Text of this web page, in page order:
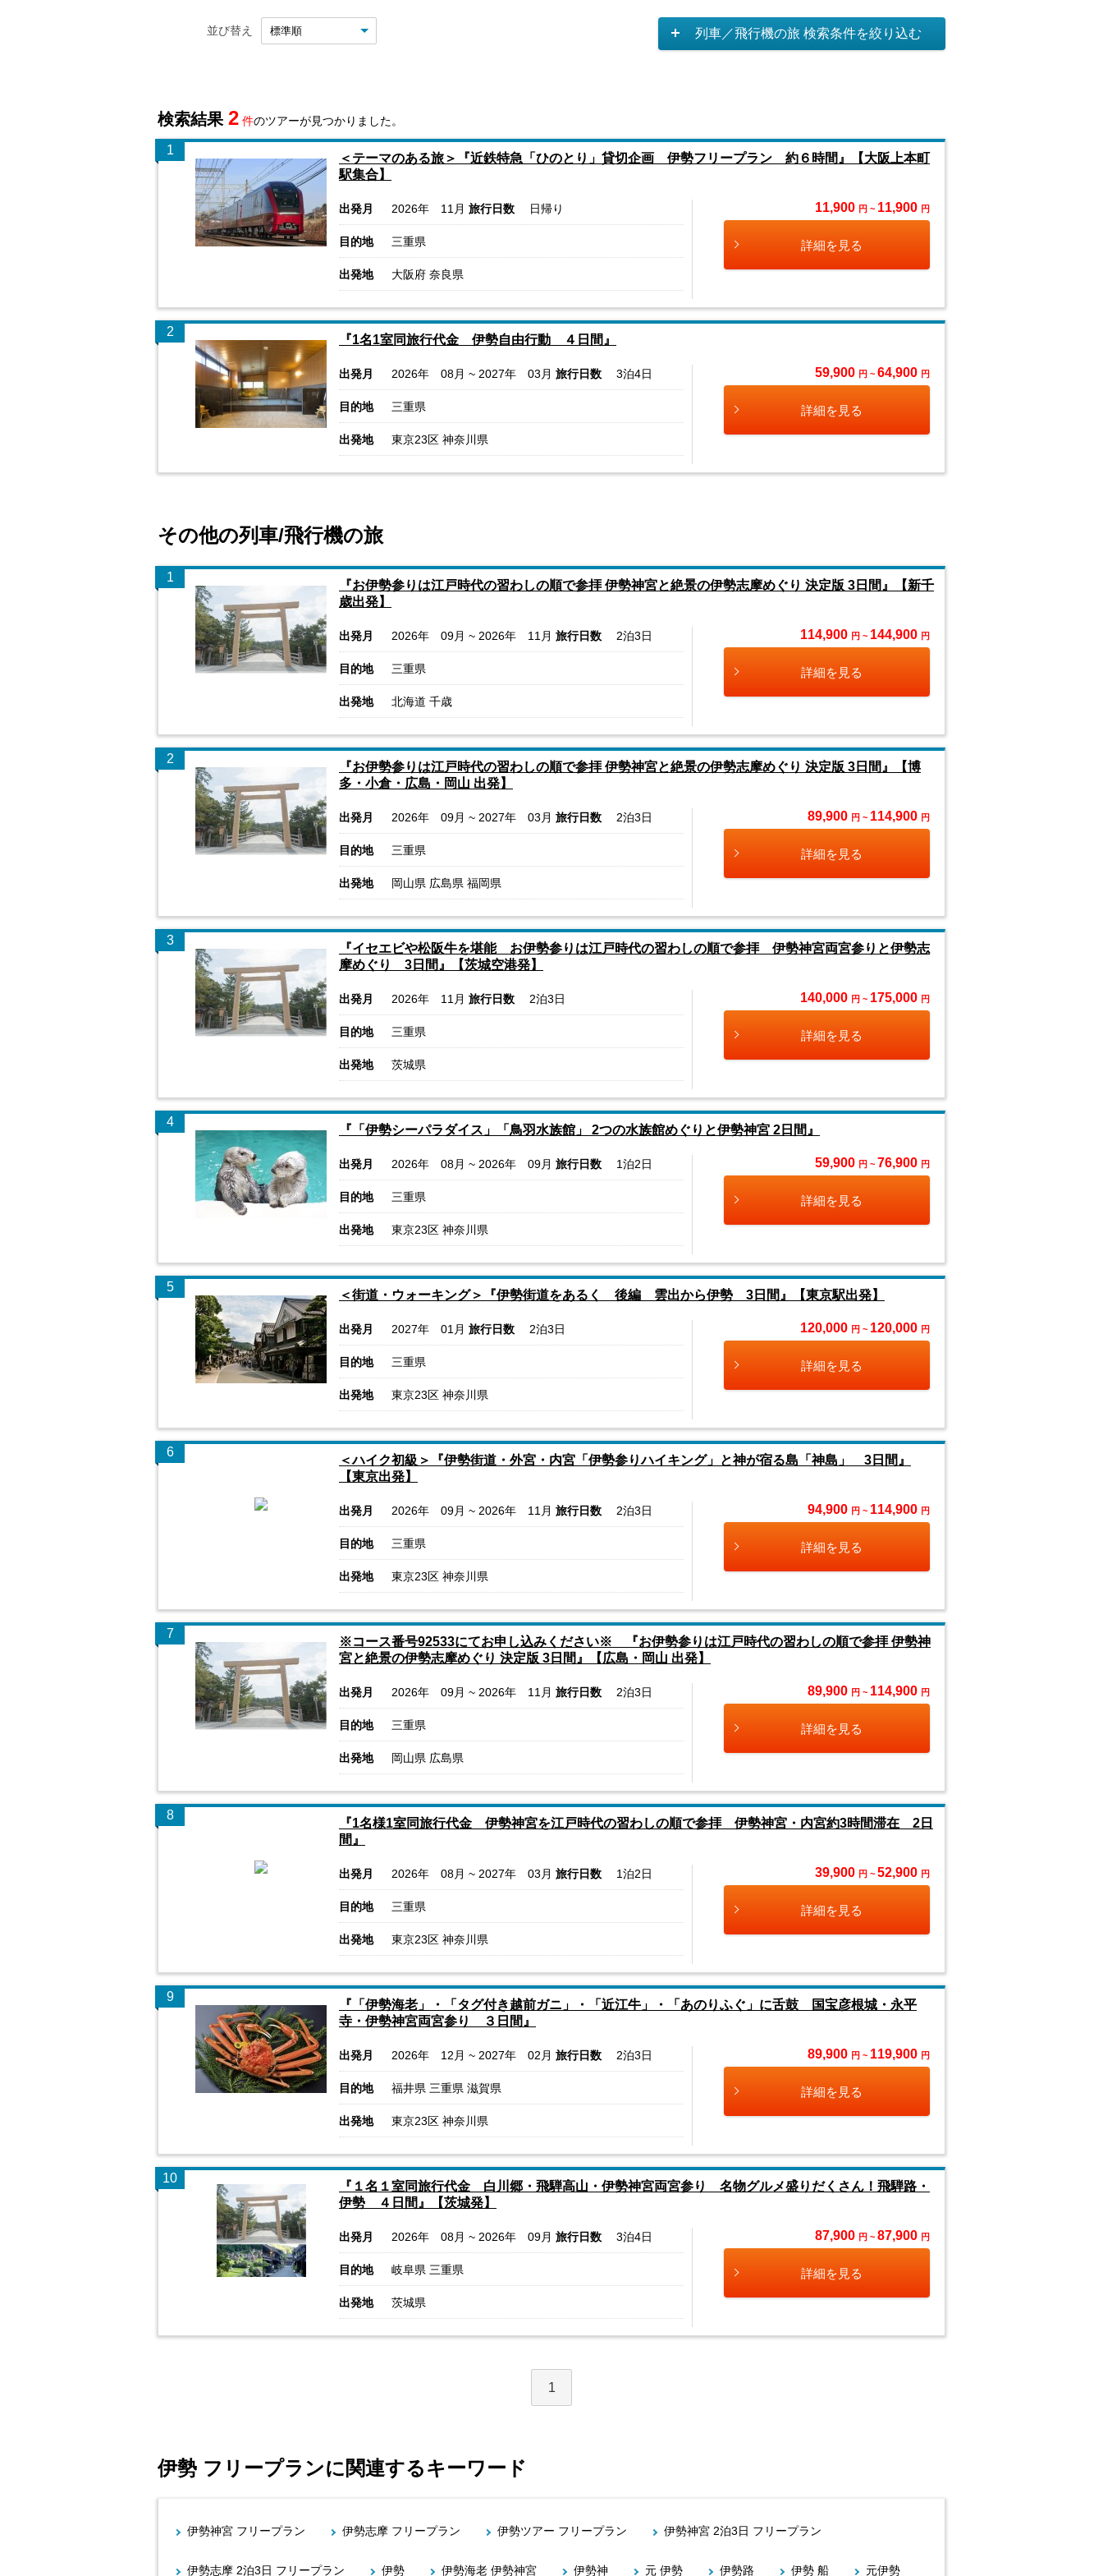
並び替え 列車／飛行機の旅 検索条件を絞り込む
検索結果 2 件のツアーが見つかりました。
1
＜テーマのある旅＞『近鉄特急「ひのとり」貸切企画 伊勢フリープラン 約６時間』【大阪上本町
駅集合】
出発月 2026年 11月 旅行日数 日帰り
目的地 三重県
出発地 大阪府 奈良県
11,900 円 ~ 11,900 円
詳細を見る
2
『1名1室同旅行代金 伊勢自由行動 ４日間』
出発月 2026年 08月 ~ 2027年 03月 旅行日数 3泊4日
目的地 三重県
出発地 東京23区 神奈川県
59,900 円 ~ 64,900 円
詳細を見る
その他の列車/飛行機の旅
1
『お伊勢参りは江戸時代の習わしの順で参拝 伊勢神宮と絶景の伊勢志摩めぐり 決定版 3日間』【新千
歳出発】
出発月 2026年 09月 ~ 2026年 11月 旅行日数 2泊3日
目的地 三重県
出発地 北海道 千歳
114,900 円 ~ 144,900 円
詳細を見る
2
『お伊勢参りは江戸時代の習わしの順で参拝 伊勢神宮と絶景の伊勢志摩めぐり 決定版 3日間』【博
多・小倉・広島・岡山 出発】
出発月 2026年 09月 ~ 2027年 03月 旅行日数 2泊3日
目的地 三重県
出発地 岡山県 広島県 福岡県
89,900 円 ~ 114,900 円
詳細を見る
3
『イセエビや松阪牛を堪能 お伊勢参りは江戸時代の習わしの順で参拝 伊勢神宮両宮参りと伊勢志
摩めぐり 3日間』【茨城空港発】
出発月 2026年 11月 旅行日数 2泊3日
目的地 三重県
出発地 茨城県
140,000 円 ~ 175,000 円
詳細を見る
4
『「伊勢シーパラダイス」「鳥羽水族館」 2つの水族館めぐりと伊勢神宮 2日間』
出発月 2026年 08月 ~ 2026年 09月 旅行日数 1泊2日
目的地 三重県
出発地 東京23区 神奈川県
59,900 円 ~ 76,900 円
詳細を見る
5
＜街道・ウォーキング＞『伊勢街道をあるく 後編 雲出から伊勢 3日間』【東京駅出発】
出発月 2027年 01月 旅行日数 2泊3日
目的地 三重県
出発地 東京23区 神奈川県
120,000 円 ~ 120,000 円
詳細を見る
6
＜ハイク初級＞『伊勢街道・外宮・内宮「伊勢参りハイキング」と神が宿る島「神島」 3日間』
【東京出発】
出発月 2026年 09月 ~ 2026年 11月 旅行日数 2泊3日
目的地 三重県
出発地 東京23区 神奈川県
94,900 円 ~ 114,900 円
詳細を見る
7
※コース番号92533にてお申し込みください※ 『お伊勢参りは江戸時代の習わしの順で参拝 伊勢神
宮と絶景の伊勢志摩めぐり 決定版 3日間』【広島・岡山 出発】
出発月 2026年 09月 ~ 2026年 11月 旅行日数 2泊3日
目的地 三重県
出発地 岡山県 広島県
89,900 円 ~ 114,900 円
詳細を見る
8
『1名様1室同旅行代金 伊勢神宮を江戸時代の習わしの順で参拝 伊勢神宮・内宮約3時間滞在 2日
間』
出発月 2026年 08月 ~ 2027年 03月 旅行日数 1泊2日
目的地 三重県
出発地 東京23区 神奈川県
39,900 円 ~ 52,900 円
詳細を見る
9
『「伊勢海老」・「タグ付き越前ガニ」・「近江牛」・「あのりふぐ」に舌鼓 国宝彦根城・永平
寺・伊勢神宮両宮参り ３日間』
出発月 2026年 12月 ~ 2027年 02月 旅行日数 2泊3日
目的地 福井県 三重県 滋賀県
出発地 東京23区 神奈川県
89,900 円 ~ 119,900 円
詳細を見る
10
『１名１室同旅行代金 白川郷・飛騨高山・伊勢神宮両宮参り 名物グルメ盛りだくさん！飛騨路・
伊勢 ４日間』【茨城発】
出発月 2026年 08月 ~ 2026年 09月 旅行日数 3泊4日
目的地 岐阜県 三重県
出発地 茨城県
87,900 円 ~ 87,900 円
詳細を見る
1
伊勢 フリープランに関連するキーワード
伊勢神宮 フリープラン 伊勢志摩 フリープラン 伊勢ツアー フリープラン 伊勢神宮 2泊3日 フリープラン
伊勢志摩 2泊3日 フリープラン 伊勢 伊勢海老 伊勢神宮 伊勢神 元 伊勢 伊勢路 伊勢 船 元伊勢